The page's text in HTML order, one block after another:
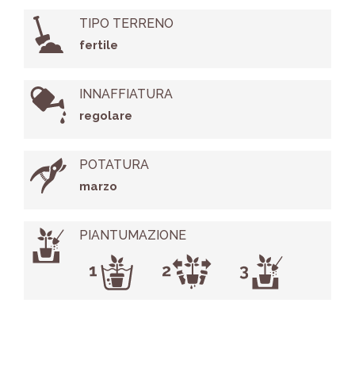
TIPO TERRENO
fertile
INNAFFIATURA
regolare
POTATURA
marzo
PIANTUMAZIONE